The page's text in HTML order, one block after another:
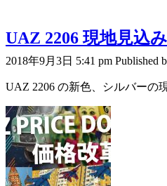
UAZ 2206 現地見込
2018年9月3日 5:41 pm Published
UAZ 2206 の新色、シルバーの